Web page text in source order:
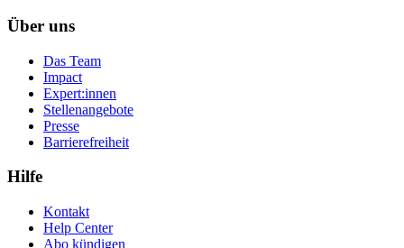
Über uns
Das Team
Impact
Expert:innen
Stellenangebote
Presse
Barrierefreiheit
Hilfe
Kontakt
Help Center
Abo kündigen